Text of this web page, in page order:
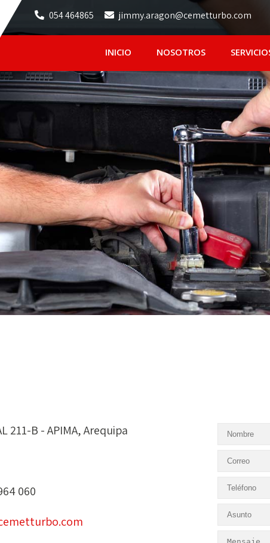
054 464865 jimmy.aragon@cemetturbo.com
INICIO NOSOTROS
211-B - APIMA, Arequipa
060